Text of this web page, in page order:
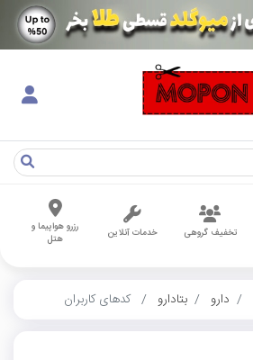
تخفیف گروهی خدمات آنلاین
رزرو هواپیما و
هتل
دارو بتادارو کدهای کاربران